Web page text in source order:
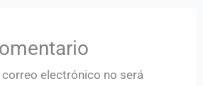
electrónico no será